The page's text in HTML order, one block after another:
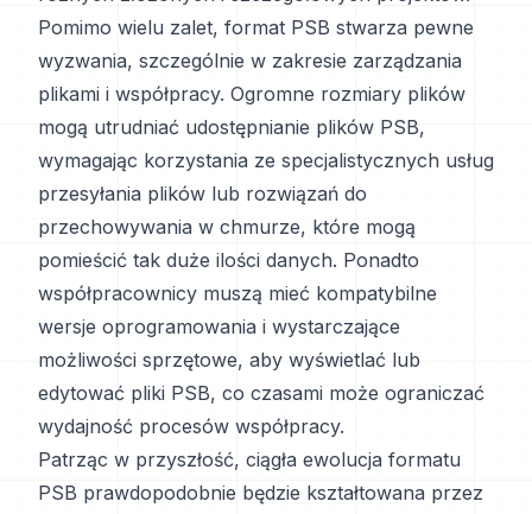
Pomimo wielu zalet, format PSB stwarza pewne
wyzwania, szczególnie w zakresie zarządzania
plikami i współpracy. Ogromne rozmiary plików
mogą utrudniać udostępnianie plików PSB,
wymagając korzystania ze specjalistycznych usług
przesyłania plików lub rozwiązań do
przechowywania w chmurze, które mogą
pomieścić tak duże ilości danych. Ponadto
współpracownicy muszą mieć kompatybilne
wersje oprogramowania i wystarczające
możliwości sprzętowe, aby wyświetlać lub
edytować pliki PSB, co czasami może ograniczać
wydajność procesów współpracy.
Patrząc w przyszłość, ciągła ewolucja formatu
PSB prawdopodobnie będzie kształtowana przez